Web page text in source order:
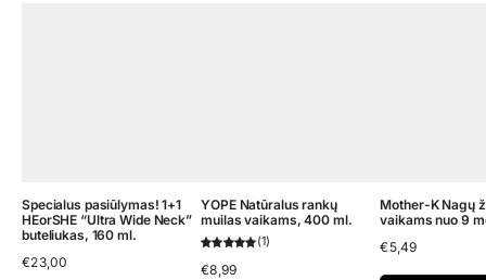
Specialus pasiūlymas! 1+1
HEorSHE “Ultra Wide Neck”
buteliukas, 160 ml.
€23,00
YOPE Natūralus rankų
muilas vaikams, 400 ml.
1
€8,99
Mother-K Nagų
vaikams nuo 9
€ 5,49